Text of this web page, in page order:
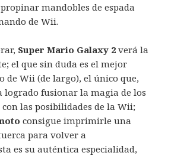
mandobles de espada
de Wii.
Super Mario Galaxy 2 verá la
el que sin duda es el mejor
de Wii (de largo), el único que,
logrado fusionar la magia de los
las posibilidades de la Wii;
consigue imprimirle una
para volver a
es su auténtica especialidad,